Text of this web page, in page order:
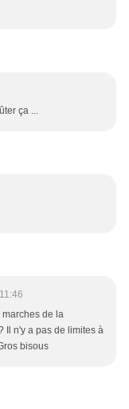
ça ...
marches de la
Il n'y a pas de limites à
bisous